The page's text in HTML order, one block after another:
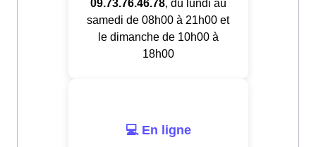
09.73.76.46.78, du lundi au
samedi de 08h00 à 21h00 et
le dimanche de 10h00 à
18h00
💻 En ligne